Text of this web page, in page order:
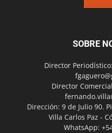
SOBRE
Director
Director
Dirección: 9 de Julio 90.
Villa Carlos Paz -
WhatsApp: